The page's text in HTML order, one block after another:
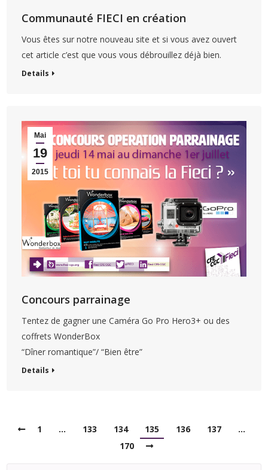
Communauté FIECI en création
Vous êtes sur notre nouveau site et si vous avez ouvert
cet article c’est que vous vous débrouillez déjà bien.
Details
Mai
19
2015
Concours parrainage
Tentez de gagner une Caméra Go Pro Hero3+ ou des
coffrets WonderBox
“Dîner romantique”/ “Bien être”
Details
1 … 133 134 135 136 137
…
170